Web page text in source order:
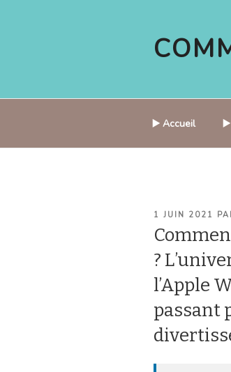
▶️ Accueil ▶️
PUBLIÉ
1 JUIN 2021
?
l’Apple
passant